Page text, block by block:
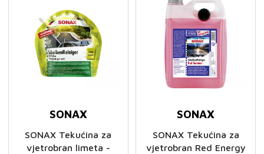
SONAX
SONAX Tekućina za
vjetrobran limeta -
SONAX
SONAX Tekućina za
vjetrobran Red Energy